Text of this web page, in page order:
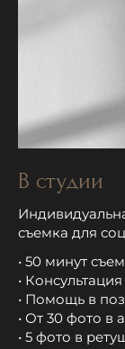
В студии
съемка для
• 50 минут
•
• Помощь в
• От 30 фото в
• 5 фото в